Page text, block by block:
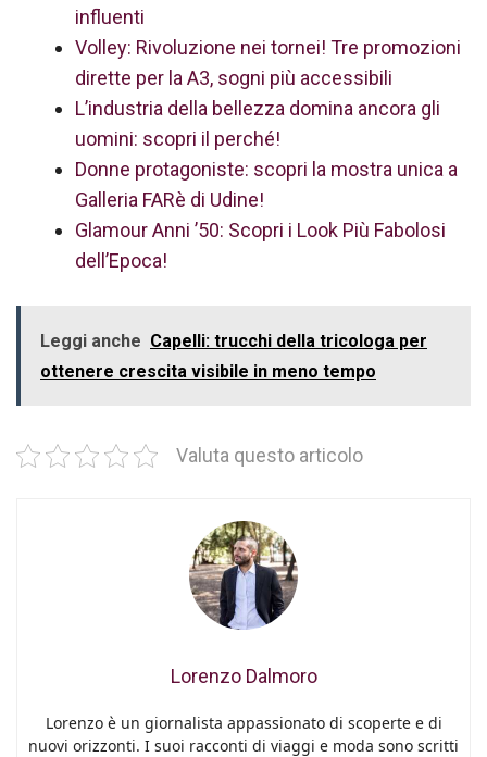
influenti
Volley: Rivoluzione nei tornei! Tre promozioni
dirette per la A3, sogni più accessibili
L’industria della bellezza domina ancora gli
uomini: scopri il perché!
Donne protagoniste: scopri la mostra unica a
Galleria FARè di Udine!
Glamour Anni ’50: Scopri i Look Più Fabolosi
dell’Epoca!
Leggi anche Capelli: trucchi della tricologa per
ottenere crescita visibile in meno tempo
Valuta questo articolo
Lorenzo Dalmoro
Lorenzo è un giornalista appassionato di scoperte e di
nuovi orizzonti. I suoi racconti di viaggi e moda sono scritti